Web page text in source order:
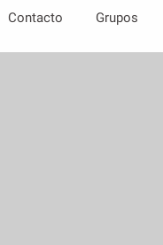
Contacto Grupos